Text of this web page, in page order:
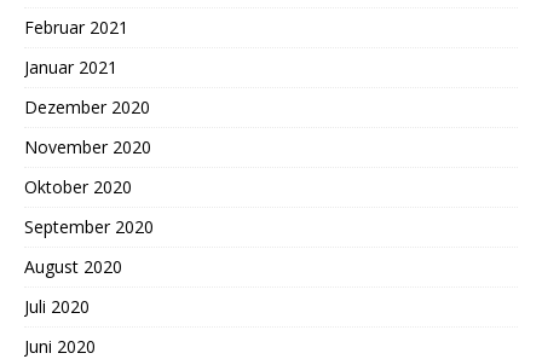
Februar 2021
Januar 2021
Dezember 2020
November 2020
Oktober 2020
September 2020
August 2020
Juli 2020
Juni 2020